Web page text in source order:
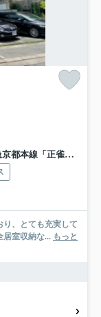
本線「正雀」駅 徒歩19分
、とても充実して
居室収納な... もっと